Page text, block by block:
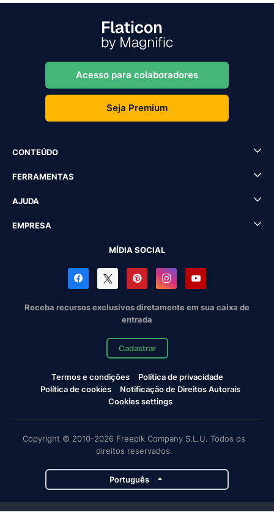
Acesso para colaboradores
Seja Premium
CONTEÚDO
FERRAMENTAS
AJUDA
EMPRESA
MÍDIA SOCIAL
Receba recursos exclusivos diretamente em sua caixa de
entrada
Cadastrar
Termos e condições
Política de privacidade
Política de cookies
Notificação de Direitos Autorais
Cookies settings
Copyright © 2010-2026 Freepik Company S.L.U. Todos os
direitos reservados.
Português